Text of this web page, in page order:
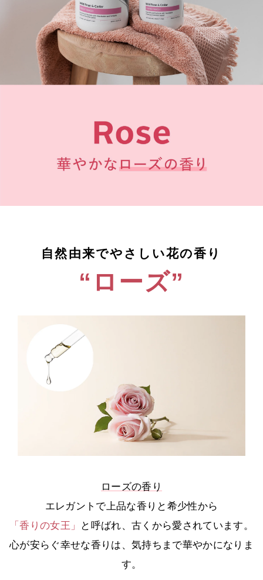
自然由来でやさしい花の香り
“ローズ”
ローズの香り
エレガントで上品な香りと希少性から
「香りの女王」
と呼ばれ、古くから愛されています。
心が安らぐ幸せな香りは、気持ちまで華やかになりま
す。